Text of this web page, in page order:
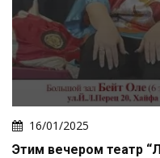
16/01/2025
Этим вечером театр